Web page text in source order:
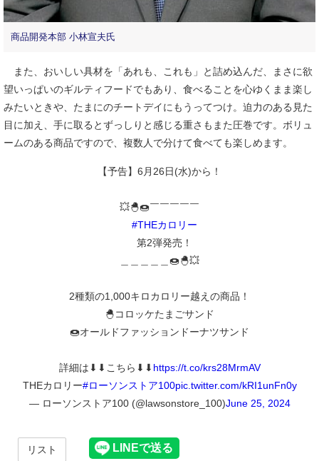
商品開発本部 小林宣夫氏
また、おいしい具材を「あれも、これも」と詰め込んだ、まさに欲
望いっぱいのギルティフードでもあり、食べることを心ゆくまま楽し
みたいときや、たまにのチートデイにもうってつけ。迫力のある見た
目に加え、手に取るとずっしりと感じる重さもまた圧巻です。ボリュ
ームのある商品ですので、複数人で分けて食べても楽しめます。
【予告】6月26日(水)から！
💥🐣🍩￣￣￣￣￣
#THEカロリー
第2弾発売！
＿＿＿＿＿🍩🐣💥
2種類の1,000キロカロリー越えの商品！
🐣コロッケたまごサンド
🍩オールドファッションドーナツサンド
詳細は⬇⬇こちら⬇⬇ https://t.co/krs28MrmAV
THEカロリー#ローソンストア100pic.twitter.com/kRI1unFn0y
— ローソンストア100 (@lawsonstore_100)June 25, 2024
リスト